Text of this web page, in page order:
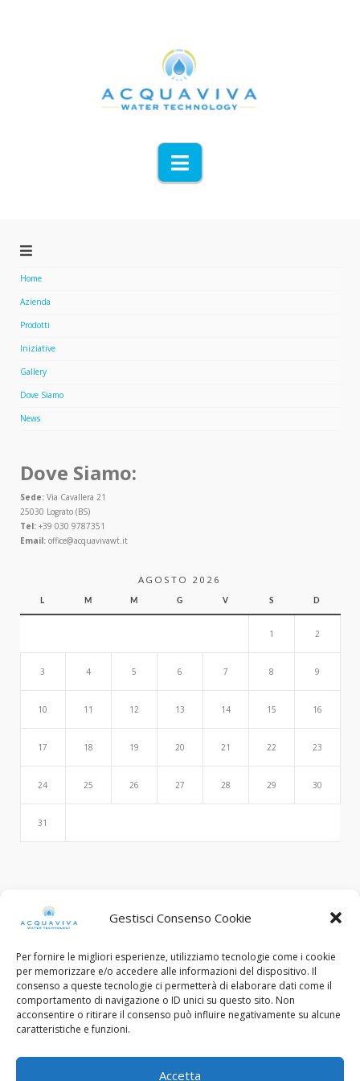
Gestisci Consenso Cookie
Per fornire le migliori esperienze, utilizziamo tecnologie come i cookie
per memorizzare e/o accedere alle informazioni del dispositivo. Il
consenso a queste tecnologie ci permetterà di elaborare dati come il
comportamento di navigazione o ID unici su questo sito. Non
acconsentire o ritirare il consenso può influire negativamente su alcune
caratteristiche e funzioni.
Accetta
Navigation
Home
Azienda
Prodotti
Iniziative
Gallery
Dove Siamo
News
Dove Siamo:
Sede:Via Cavallera 21
25030 Lograto (BS)
Tel:+39 030 9787351
Email:office@acquavivawt.it
AGOSTO 2026
L M M G V S D
1 2
3 4 5 6 7 8 9
10 11 12 13 14 15 16
17 18 19 20 21 22 23
24 25 26 27 28 29 30
31